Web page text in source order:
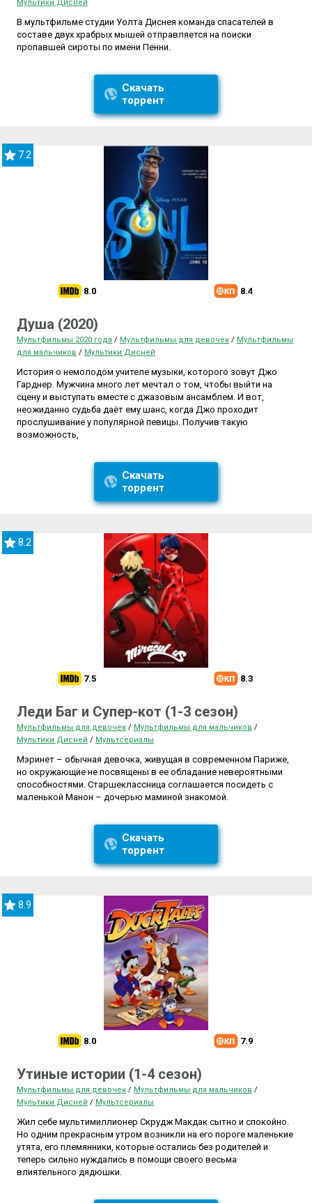
Мультики Дисней
В мультфильме студии Уолта Диснея команда спасателей в
составе двух храбрых мышей отправляется на поиски
пропавшей сироты по имени Пенни.
Скачать
торрент
7.2
8.0 8.4
Душа (2020)
Мультфильмы 2020 года / Мультфильмы для девочек / Мультфильмы
для мальчиков / Мультики Дисней
История о немолодом учителе музыки, которого зовут Джо
Гарднер. Мужчина много лет мечтал о том, чтобы выйти на
сцену и выступать вместе с джазовым ансамблем. И вот,
неожиданно судьба даёт ему шанс, когда Джо проходит
прослушивание у популярной певицы. Получив такую
возможность,
Скачать
торрент
8.2
7.5 8.3
Леди Баг и Супер-кот (1-3 сезон)
Мультфильмы для девочек / Мультфильмы для мальчиков /
Мультики Дисней / Мультсериалы
Мэринет – обычная девочка, живущая в современном Париже,
но окружающие не посвящены в ее обладание невероятными
способностями. Старшеклассница соглашается посидеть с
маленькой Манон – дочерью маминой знакомой.
Скачать
торрент
8.9
8.0 7.9
Утиные истории (1-4 сезон)
Мультфильмы для девочек / Мультфильмы для мальчиков /
Мультики Дисней / Мультсериалы
Жил себе мультимиллионер Скрудж Макдак сытно и спокойно.
Но одним прекрасным утром возникли на его пороге маленькие
утята, его племянники, которые остались без родителей и
теперь сильно нуждались в помощи своего весьма
влиятельного дядюшки.